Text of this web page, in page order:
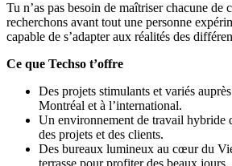
Tu n’as pas besoin de maîtriser chacune de
recherchons avant tout une personne
capable de s’adapter aux réalités des
Ce que Techso t’offre
Des projets stimulants et variés
Montréal et à l’international.
Un environnement de travail hybride
des projets et des clients.
Des bureaux lumineux au cœur du